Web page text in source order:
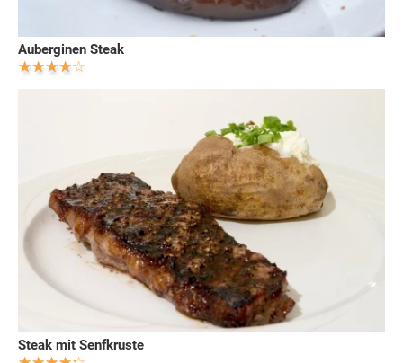
Auberginen Steak
Steak mit Senfkruste